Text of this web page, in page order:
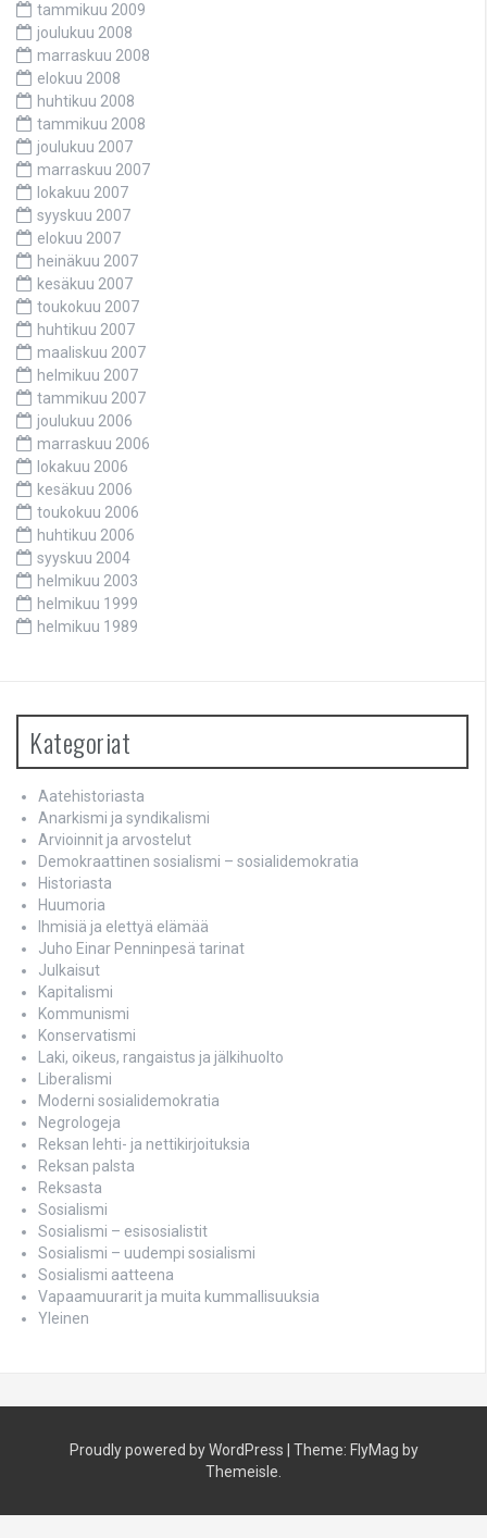
tammikuu 2009
joulukuu 2008
marraskuu 2008
elokuu 2008
huhtikuu 2008
tammikuu 2008
joulukuu 2007
marraskuu 2007
lokakuu 2007
syyskuu 2007
elokuu 2007
heinäkuu 2007
kesäkuu 2007
toukokuu 2007
huhtikuu 2007
maaliskuu 2007
helmikuu 2007
tammikuu 2007
joulukuu 2006
marraskuu 2006
lokakuu 2006
kesäkuu 2006
toukokuu 2006
huhtikuu 2006
syyskuu 2004
helmikuu 2003
helmikuu 1999
helmikuu 1989
Kategoriat
Aatehistoriasta
Anarkismi ja syndikalismi
Arvioinnit ja arvostelut
Demokraattinen sosialismi – sosialidemokratia
Historiasta
Huumoria
Ihmisiä ja elettyä elämää
Juho Einar Penninpesä tarinat
Julkaisut
Kapitalismi
Kommunismi
Konservatismi
Laki, oikeus, rangaistus ja jälkihuolto
Liberalismi
Moderni sosialidemokratia
Negrologeja
Reksan lehti- ja nettikirjoituksia
Reksan palsta
Reksasta
Sosialismi
Sosialismi – esisosialistit
Sosialismi – uudempi sosialismi
Sosialismi aatteena
Vapaamuurarit ja muita kummallisuuksia
Yleinen
Proudly powered by WordPress Theme: FlyMag by
Themeisle.